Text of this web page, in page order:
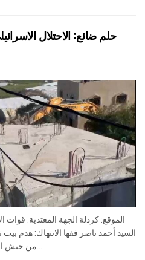
حلم ضائع: الاحتلال
الموقع: كردلة الجهة المعتدية: قوات
السيد أحمد ناصر فقها الانتهاك: هدم
من جيش الاحتلال الإسرائيلي برفقة ما يسمى...